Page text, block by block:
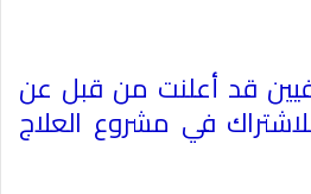
قد أعلنت من قبل عن
في مشروع العلاج